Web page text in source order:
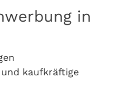
in
kaufkräftige